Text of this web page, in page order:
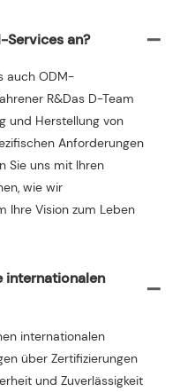
Services an?
auch ODM-
R&Das D-Team
und Herstellung von
Anforderungen
Sie uns mit Ihren
wie wir
Ihre Vision zum Leben
internationalen
internationalen
über Zertifizierungen
und Zuverlässigkeit